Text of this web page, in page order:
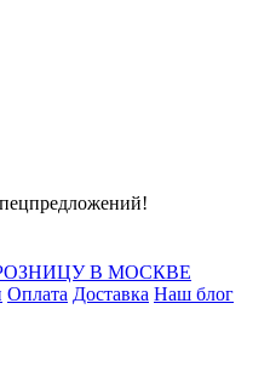
В МОСКВЕ
Оплата Доставка Наш блог